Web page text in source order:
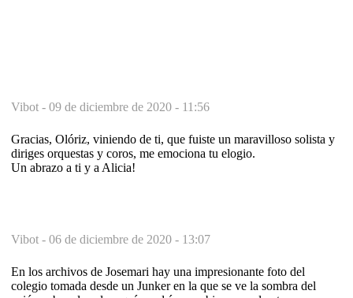
Vibot - 09 de diciembre de 2020 - 11:56
Gracias, Olóriz, viniendo de ti, que fuiste un maravilloso solista y
diriges orquestas y coros, me emociona tu elogio.
Un abrazo a ti y a Alicia!
Vibot - 06 de diciembre de 2020 - 13:07
En los archivos de Josemari hay una impresionante foto del
colegio tomada desde un Junker en la que se ve la sombra del